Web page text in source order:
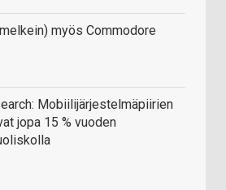
myös Commodore
Mobiilijärjestelmäpiirien
jopa 15 % vuoden